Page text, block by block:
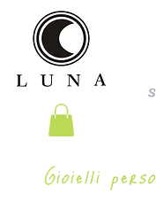
Gioielli